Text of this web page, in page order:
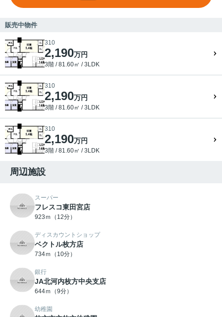
販売中物件
310
2,190万円
3階 / 81.60㎡ / 3LDK
310
2,190万円
3階 / 81.60㎡ / 3LDK
310
2,190万円
3階 / 81.60㎡ / 3LDK
周辺施設
スーパー
フレスコ東田宮店
923ｍ（12分）
ディスカウントショップ
ベクトル枚方店
734ｍ（10分）
銀行
JA北河内枚方中央支店
644ｍ（9分）
幼稚園